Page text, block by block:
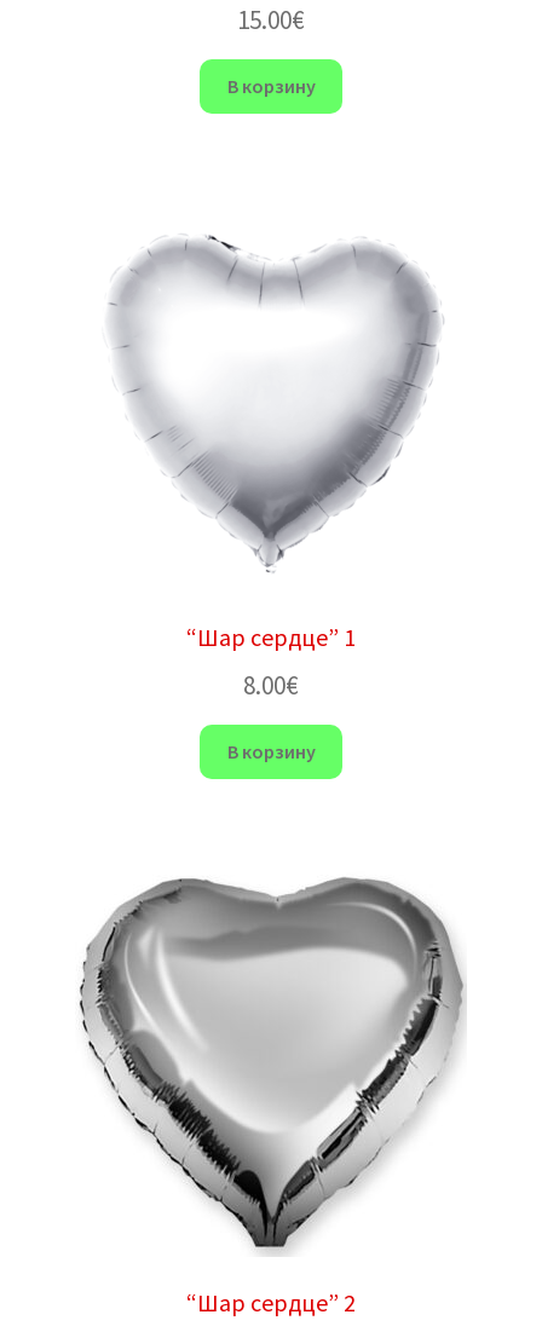
15.00€
В корзину
“Шар сердце” 1
8.00€
В корзину
“Шар сердце” 2